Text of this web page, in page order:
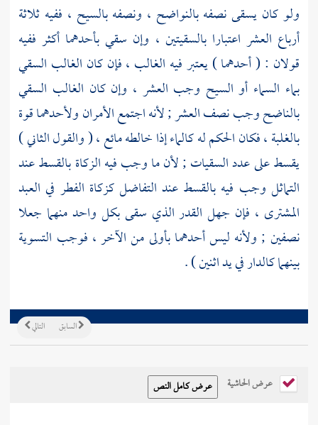
ولو كان يسقى نصفه بالنواضح ، ونصفه بالسيح ، ففيه ثلاثة
أرباع العشر اعتبارا بالسقيتين ، وإن سقي بأحدهما أكثر ففيه
قولان : ( أحدهما ) يعتبر فيه الغالب ، فإن كان الغالب السقي
بماء السماء أو السيح وجب العشر ، وإن كان الغالب السقي
بالناضح وجب نصف العشر ; لأنه اجتمع الأمران ولأحدهما قوة
بالغلبة ، فكان الحكم له كالماء إذا خالطه مائع ، ( والقول الثاني )
يقسط على عدد السقيات ; لأن ما وجب فيه الزكاة بالقسط عند
التماثل وجب فيه بالقسط عند التفاضل كزكاة الفطر في العبد
المشترى ، فإن جهل القدر الذي سقى بكل واحد منهما جعلا
نصفين ; ولأنه ليس أحدهما بأولى من الآخر ، فوجب التسوية
بينهما كالدار في يد اثنين ) .
التالي السابق
عرض الحاشية